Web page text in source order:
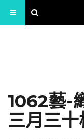
1062藝-
三月三